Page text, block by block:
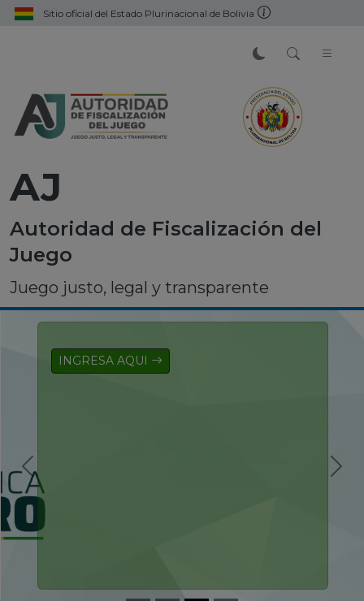
Sitio oficial del Estado Plurinacional de Bolivia
AJ
Autoridad de Fiscalización del
Juego
Juego justo, legal y transparente
INGRESA AQUI